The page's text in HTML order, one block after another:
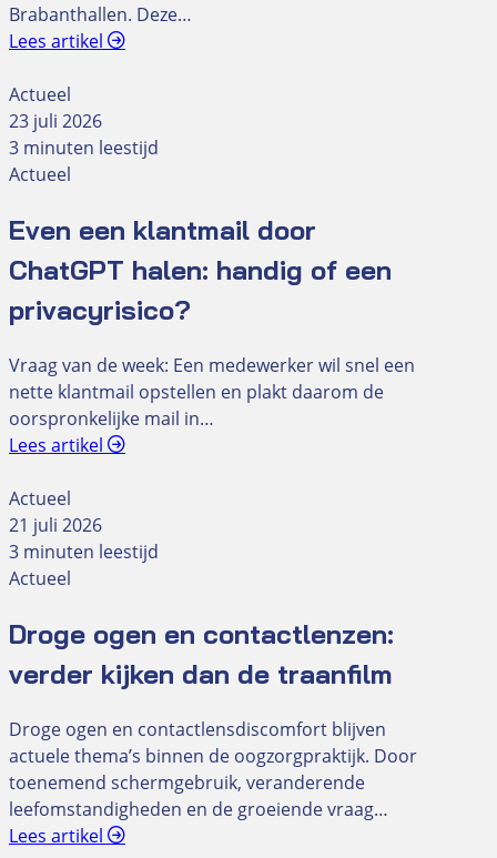
Brabanthallen. Deze…
Lees artikel
Actueel
23 juli 2026
3 minuten leestijd
Actueel
Even een klantmail door
ChatGPT halen: handig of een
privacyrisico?
Vraag van de week: Een medewerker wil snel een
nette klantmail opstellen en plakt daarom de
oorspronkelijke mail in…
Lees artikel
Actueel
21 juli 2026
3 minuten leestijd
Actueel
Droge ogen en contactlenzen:
verder kijken dan de traanfilm
Droge ogen en contactlensdiscomfort blijven
actuele thema’s binnen de oogzorgpraktijk. Door
toenemend schermgebruik, veranderende
leefomstandigheden en de groeiende vraag…
Lees artikel